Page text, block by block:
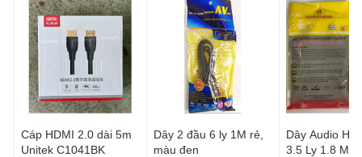
Cáp HDMI 2.0 dài 5m
Unitek C1041BK
Dây 2 đầu 6 ly 1M rẻ,
màu đen
Dây Audio
3.5 Ly 1.8 Mét